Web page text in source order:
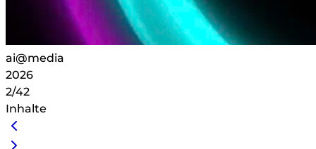
ai@media
2026
2/42
Inhalte